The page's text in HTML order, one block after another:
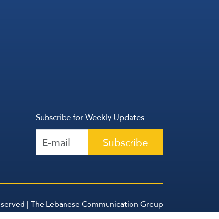
Subscribe for Weekly Updates
Subscribe
| The Lebanese Communication Group
2026